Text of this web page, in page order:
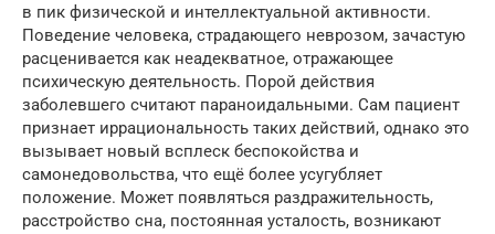
в пик физической и интеллектуальной активности.
Поведение человека, страдающего неврозом, зачастую
расценивается как неадекватное, отражающее
психическую деятельность. Порой действия
заболевшего считают параноидальными. Сам пациент
признает иррациональность таких действий, однако это
вызывает новый всплеск беспокойства и
самонедовольства, что ещё более усугубляет
положение. Может появляться раздражительность,
расстройство сна, постоянная усталость, возникают